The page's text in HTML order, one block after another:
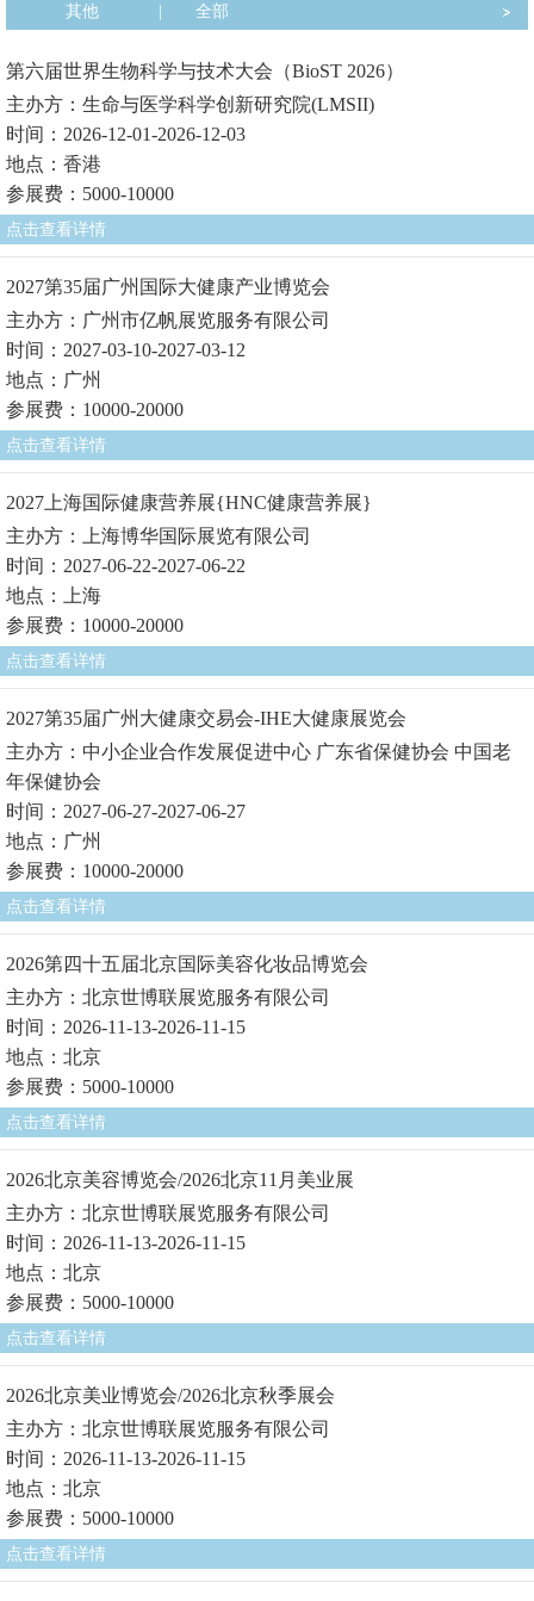
其他
全部
第六届世界生物科学与技术大会（BioST 2026）
主办方：生命与医学科学创新研究院(LMSII)
时间：2026-12-01-2026-12-03
地点：香港
参展费：5000-10000
点击查看详情
2027第35届广州国际大健康产业博览会
主办方：广州市亿帆展览服务有限公司
时间：2027-03-10-2027-03-12
地点：广州
参展费：10000-20000
点击查看详情
2027上海国际健康营养展{HNC健康营养展}
主办方：上海博华国际展览有限公司
时间：2027-06-22-2027-06-22
地点：上海
参展费：10000-20000
点击查看详情
2027第35届广州大健康交易会-IHE大健康展览会
主办方：中小企业合作发展促进中心 广东省保健协会 中国老
年保健协会
时间：2027-06-27-2027-06-27
地点：广州
参展费：10000-20000
点击查看详情
2026第四十五届北京国际美容化妆品博览会
主办方：北京世博联展览服务有限公司
时间：2026-11-13-2026-11-15
地点：北京
参展费：5000-10000
点击查看详情
2026北京美容博览会/2026北京11月美业展
主办方：北京世博联展览服务有限公司
时间：2026-11-13-2026-11-15
地点：北京
参展费：5000-10000
点击查看详情
2026北京美业博览会/2026北京秋季展会
主办方：北京世博联展览服务有限公司
时间：2026-11-13-2026-11-15
地点：北京
参展费：5000-10000
点击查看详情